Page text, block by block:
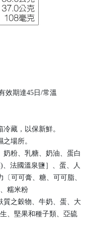
效期達45日/常溫
藏，以保新鮮。
場所。
粉、乳糖、奶油、蛋白
法國溫泉鹽］、蛋、人
可可膏、糖、可可脂、
糯米粉
質之穀物、牛奶、蛋、大
、堅果和種子類、亞硫